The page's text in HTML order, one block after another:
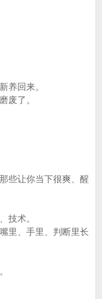
养回来。
废了。
些让你当下很爽、醒
技术。
里、手里、判断里长